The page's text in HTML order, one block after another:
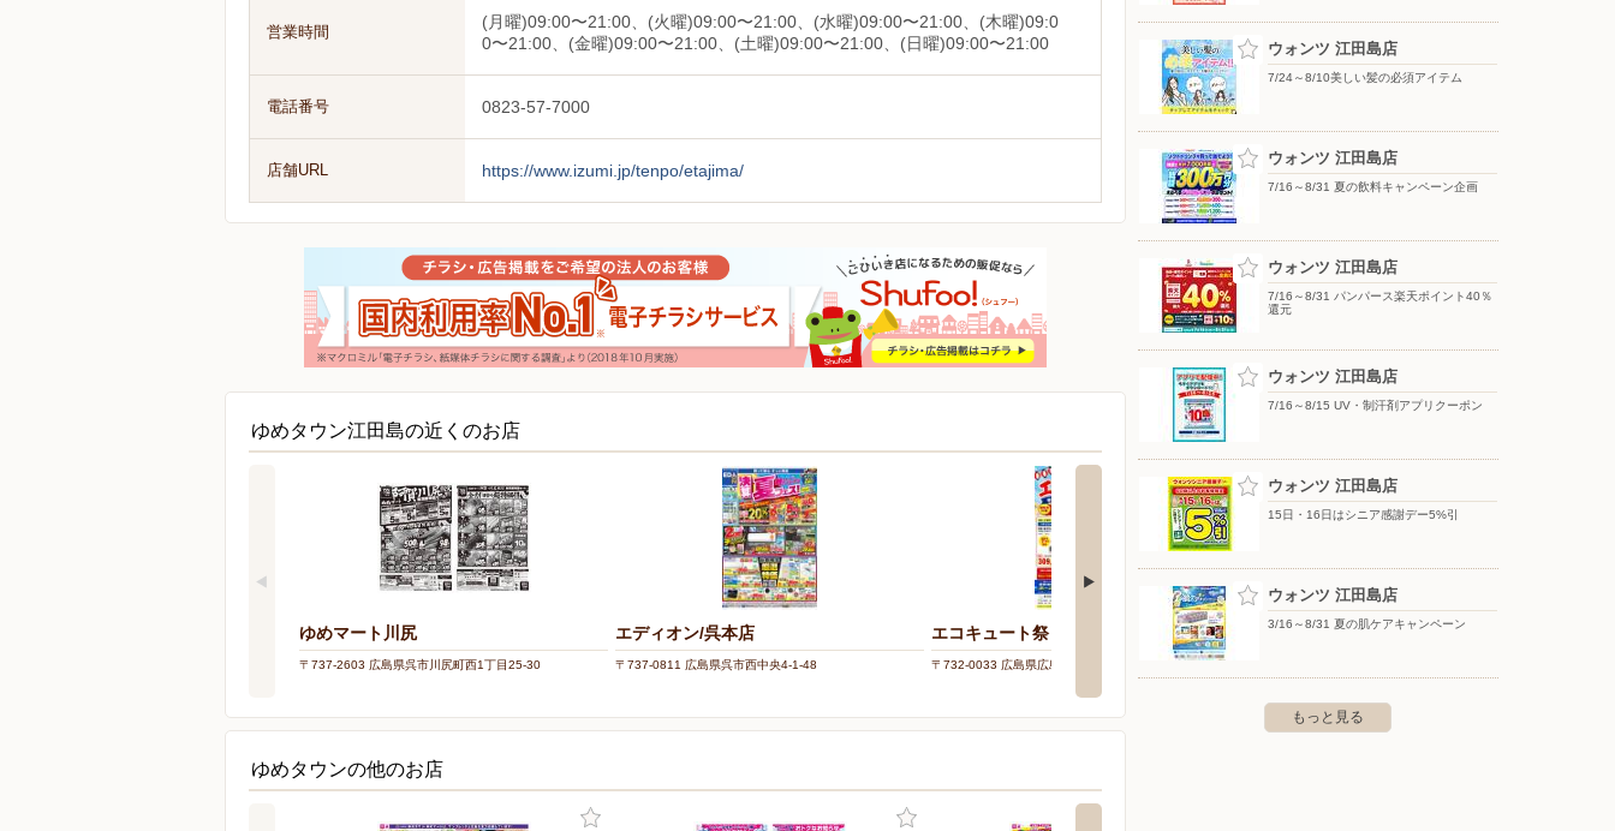
営業時間
(月曜)09:00〜21:00、(火曜)09:00〜21:00、(水曜)09:00〜21:00、(木曜)09:0
0〜21:00、(金曜)09:00〜21:00、(土曜)09:00〜21:00、(日曜)09:00〜21:00
電話番号 0823-57-7000
店舗URL https://www.izumi.jp/tenpo/etajima/
ゆめタウン江田島の近くのお店
ゆめマート川尻
〒737-2603 広島県呉市川尻町西1丁目25-30
エディオン/呉本店
〒737-0811 広島県呉市西中央4-1-48
エコキュート祭りエネルギーアシスト
〒732-0033 広島県広島市東区温品4-14-24-2
エディオン/広店
ゆめタウンの他のお店
ウォンツ 江田島店
7/24～8/10美しい髪の必須アイテム
ウォンツ 江田島店
7/16～8/31 夏の飲料キャンペーン企画
ウォンツ 江田島店
7/16～8/31 パンパース楽天ポイント40％
還元
ウォンツ 江田島店
7/16～8/15 UV・制汗剤アプリクーポン
ウォンツ 江田島店
15日・16日はシニア感謝デー5%引
ウォンツ 江田島店
3/16～8/31 夏の肌ケアキャンペーン
もっと見る